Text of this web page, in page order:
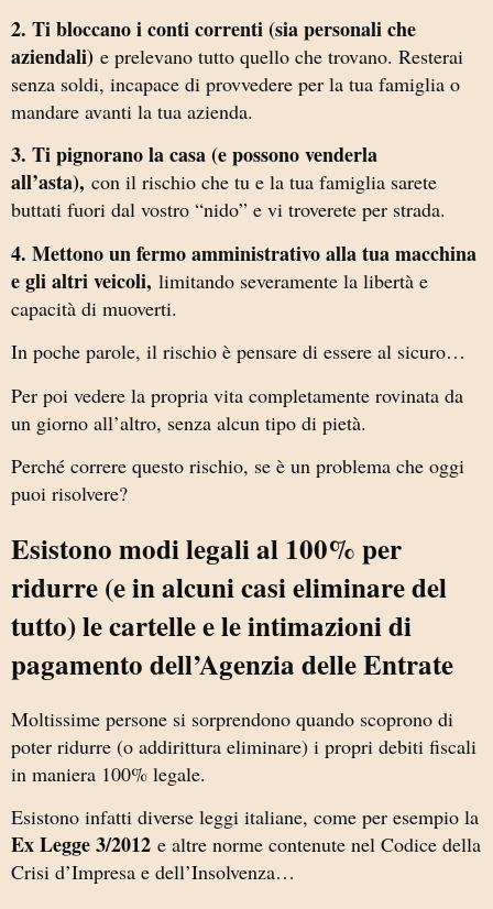
2. Ti bloccano i conti correnti (sia personali che
aziendali) e prelevano tutto quello che trovano. Resterai
senza soldi, incapace di provvedere per la tua famiglia o
mandare avanti la tua azienda.
3. Ti pignorano la casa (e possono venderla
all’asta), con il rischio che tu e la tua famiglia sarete
buttati fuori dal vostro “nido” e vi troverete per strada.
4. Mettono un fermo amministrativo alla tua macchina
e gli altri veicoli, limitando severamente la libertà e
capacità di muoverti.
In poche parole, il rischio è pensare di essere al sicuro…
Per poi vedere la propria vita completamente rovinata da
un giorno all’altro, senza alcun tipo di pietà.
Perché correre questo rischio, se è un problema che oggi
puoi risolvere?
Esistono modi legali al 100% per
ridurre (e in alcuni casi eliminare del
tutto) le cartelle e le intimazioni di
pagamento dell’Agenzia delle Entrate
Moltissime persone si sorprendono quando scoprono di
poter ridurre (o addirittura eliminare) i propri debiti fiscali
in maniera 100% legale.
Esistono infatti diverse leggi italiane, come per esempio la
Ex Legge 3/2012 e altre norme contenute nel Codice della
Crisi d’Impresa e dell’Insolvenza…